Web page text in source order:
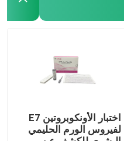
اختبار الأونكوبروتين E7
لفيروس الورم الحليمي